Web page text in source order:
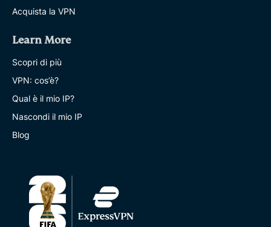
Acquista la VPN
Learn More
Scopri di più
VPN: cos’è?
Qual è il mio IP?
Nascondi il mio IP
Blog